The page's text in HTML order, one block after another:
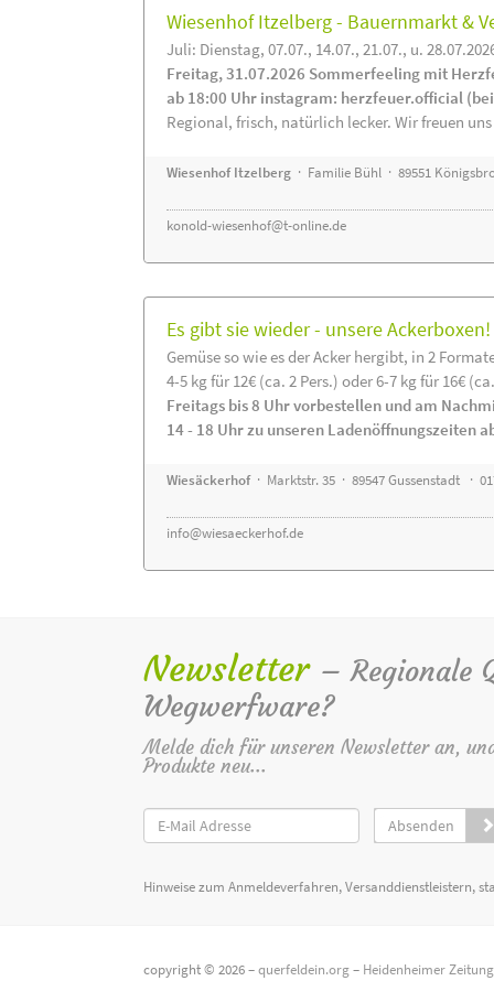
Wiesenhof Itzelberg - Bauernmarkt &
Juli: Dienstag, 07.07., 14.07., 21.07., u.
Freitag, 31.07.2026 Sommerfeeling mit
ab 18:00 Uhr instagram: herzfeuer.official
Regional, frisch, natürlich lecker. Wir freuen
Wiesenhof Itzelberg · Familie Bühl · 89551
konold-wiesenhof@t-online.de
Es gibt sie wieder - unsere Ackerboxen!
Gemüse so wie es der Acker hergibt, in 2
4-5 kg für 12€ (ca. 2 Pers.) oder 6-7 kg für 16€
Freitags bis 8 Uhr vorbestellen und am
14 - 18 Uhr zu unseren Ladenöffnungszeiten
Wiesäckerhof· Marktstr. 35 · 89547 Gussenstadt ·
info@wiesaeckerhof.de
Newsletter – Regionale
Wegwerfware?
Melde dich für unseren Newsletter an,
Produkte neu...
Absenden
Hinweise zum Anmeldeverfahren, Versanddienstleistern,
copyright © 2026 –querfeldein.org– Heidenheimer